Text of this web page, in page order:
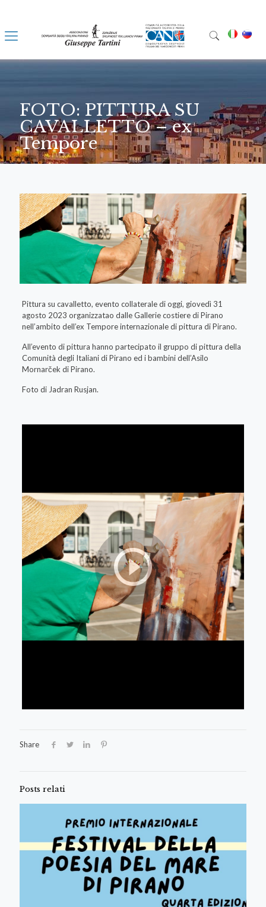
FOTO: PITTURA SU
CAVALLETTO – ex
Tempore
Pittura su cavalletto, evento collaterale di oggi, giovedì 31
agosto 2023 organizzatao dalle Gallerie costiere di Pirano
nell’ambito dell’ex Tempore internazionale di pittura di Pirano.
All’evento di pittura hanno partecipato il gruppo di pittura della
Comunità degli Italiani di Pirano ed i bambini dell’Asilo
Mornarček di Pirano.
Foto di Jadran Rusjan.
Share
Posts relati